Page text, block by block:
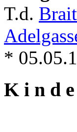
T.d.
*
K i n d